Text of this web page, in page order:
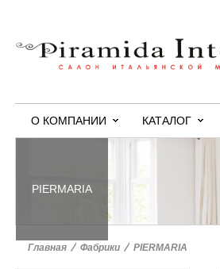
О КОМПАНИИ КАТАЛОГ
PIERMARIA
Главная > Фабрики > PIERMARIA